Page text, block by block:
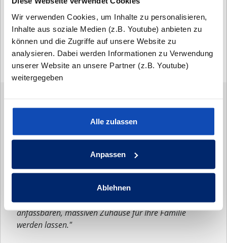
Wir verwenden Cookies, um Inhalte zu personalisieren,
Inhalte aus soziale Medien (z.B. Youtube) anbieten zu
können und die Zugriffe auf unsere Website zu
analysieren. Dabei werden Informationen zu Verwendung
unserer Website an unsere Partner (z.B. Youtube)
weitergegeben
Alle zulassen
Anpassen
Ablehnen
sehen Sie eines unserer Referenzhäuser und
können sich anhand der Bilder selbst von der
Qualität unserer Leistungen überzeugen.
Hausbau ist und bleibt Vertrauenssache!
JETZT KONTAKT
AUFNEHMEN
"Nur durch Austausch und das persönliche Gespräch
können wir Ihre Ideen und Wünsche zu einem
anfassbaren, massiven Zuhause für Ihre Familie
werden lassen."